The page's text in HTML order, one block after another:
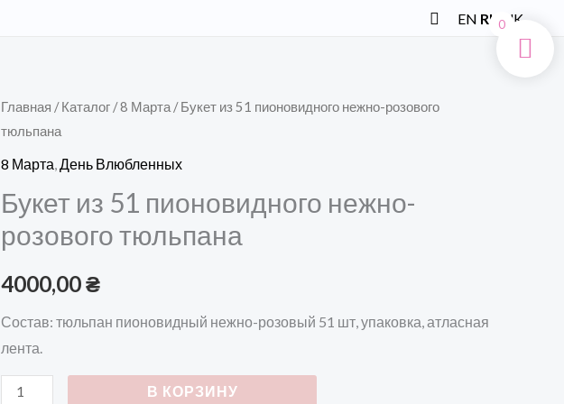
Поиск
EN RUUK
Главная /Каталог /8 Марта / Букет из 51 пионовидного нежно-розового
тюльпана
8 Марта День Влюбленных
Букет из 51 пионовидного нежно-
розового тюльпана
4000,00₴
Состав: тюльпан пионовидный нежно-розовый 51 шт, упаковка, атласная
лента.
Количество
товара
Букет
51
пионовидного
розового
тюльпана
В КОРЗИНУ
0